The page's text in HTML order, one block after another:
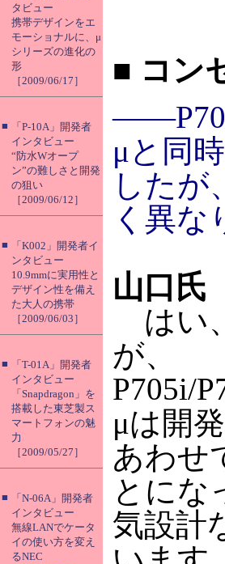
タビュー
携帯デザインをエ
モーショナルに、μ
シリーズの進化の
形
［2009/06/17］
■
「P-10A」開発者
インタビュー
“防水Wオープ
ン”の難しさと開発
の狙い
［2009/06/12］
■
「K002」開発者イ
ンタビュー
10.9mmに実用性と
デザイン性を備え
た大人の携帯
［2009/06/03］
■
「T-01A」開発者
インタビュー
「Snapdragon」を
搭載した東芝製ス
マートフォンの魅
力
［2009/05/27］
■
「N-06A」開発者
インタビュー
無線LANでケータ
イの使い方を変え
るNEC
■ コン
μと同
したが
く異な
山口氏
はい
が、
P705i/
μは開
あわせ
とにな
気設計